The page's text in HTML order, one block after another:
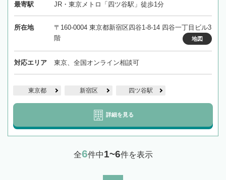
最寄駅 JR・東京メトロ「四ツ谷駅」徒歩1分
所在地
〒160-0004 東京都新宿区四谷1-8-14 四谷一丁目ビル3
階
地図
対応エリア 東京、全国オンライン相談可
東京都 新宿区 四ツ谷駅
詳細を見る
全6件中1~6件を表示